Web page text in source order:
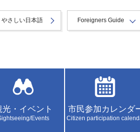
やさしい日本語 Foreigners Guide
光・イベント
Events
市民参加カレンダ
Citizen participation